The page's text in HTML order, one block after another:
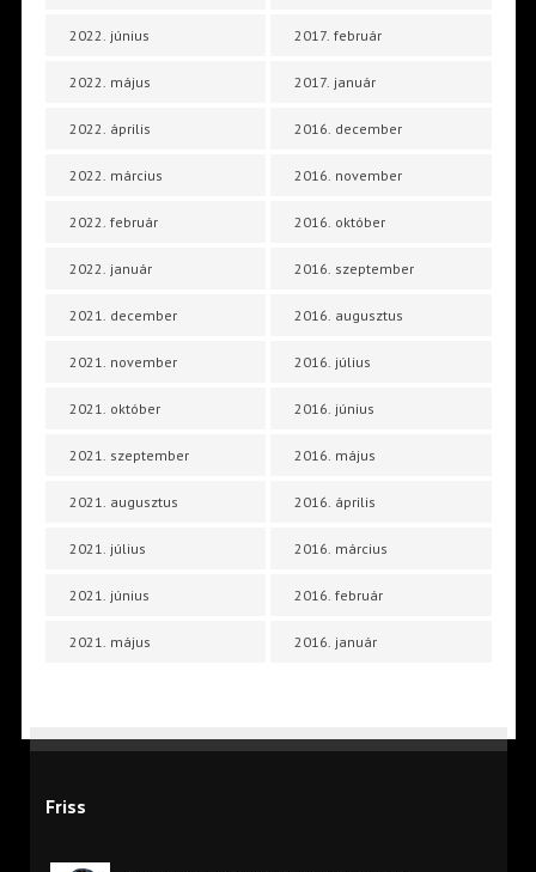
2022. június
2022. május
2022. április
2022. március
2022. február
2022. január
2021. december
2021. november
2021. október
2021. szeptember
2021. augusztus
2021. július
2021. június
2021. május
2017. február
2017. január
2016. december
2016. november
2016. október
2016. szeptember
2016. augusztus
2016. július
2016. június
2016. május
2016. április
2016. március
2016. február
2016. január
Friss